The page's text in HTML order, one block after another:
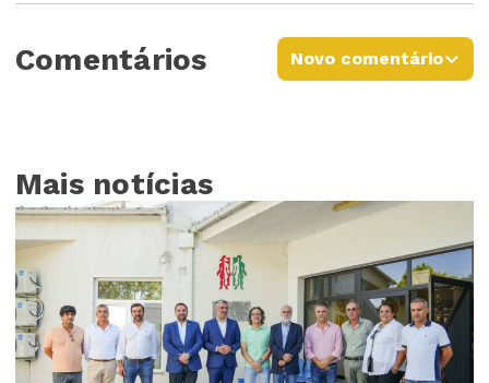
Comentários Novo comentário
Mais notícias